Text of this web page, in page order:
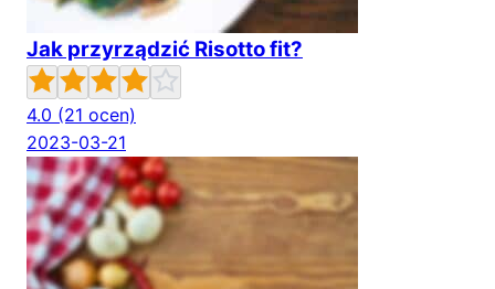
Jak przyrządzić Risotto fit?
4.0 (21 ocen)
2023-03-21